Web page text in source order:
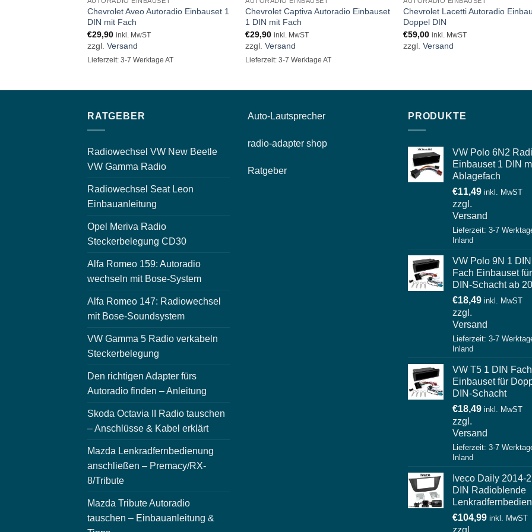
Chevrolet Aveo Autoradio Einbauset 1
DIN mit Fach
€29,90 inkl. MwST
zzgl. Versand
Lieferzeit: 3-7 Werktage AT
Chevrolet Captiva Autoradio Einbauset
1 DIN mit Fach
€29,90 inkl. MwST
zzgl.Versand
Lieferzeit: 3-7 Werktage AT
Chevrolet Lacetti Autoradio
Doppel DIN
€59,00 inkl. MwST
zzgl.Versand
RATGEBER
Radiowechsel VW New Beetle
VW Gamma Radio
Radiowechsel Seat Leon
Einbauanleitung
Opel Meriva Radio
Steckerbelegung CD30
Alfa Romeo 159: Autoradio
wechseln mit Bose-System
Alfa Romeo 147: Radiowechsel
mit Bose-Soundsystem
VW Gamma 5 Radio verkabeln
Steckerbelegung
Den richtigen Adapter fürs
Autoradio finden – Anleitung
Skoda Octavia II Radio tauschen
– Anschlüsse & Kabel erklärt
Mazda Lenkradfernbedienung
anschließen – Premacy/RX-
8/Tribute
Mazda Tribute Autoradio
tauschen – Einbauanleitung &
Auto-Lautsprecher
radio-adapter shop
Ratgeber
PRODUKTE
VW Polo 6N2
Einbauset 1 DIN
Ablagefach
€11,49 inkl. MwST
zzgl.
Versand
Lieferzeit: 3-7
Inland
VW Polo 9N 1 DIN
Fach Einbauset
DIN-Schacht ab
€18,49 inkl. MwST
zzgl.
Versand
Lieferzeit: 3-7
Inland
VW T5 1 DIN Fach
Einbauset für
DIN-Schacht
€18,49 inkl. MwST
zzgl.
Versand
Lieferzeit: 3-7
Inland
Iveco Daily 2014-
DIN Radioblende
€104,99 inkl. MwST